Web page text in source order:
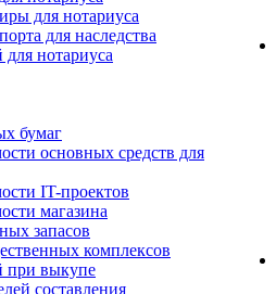
для нотариуса
для наследства
нотариуса
бумаг
основных средств для
IT-проектов
магазина
запасов
комплексов
при выкупе
составления